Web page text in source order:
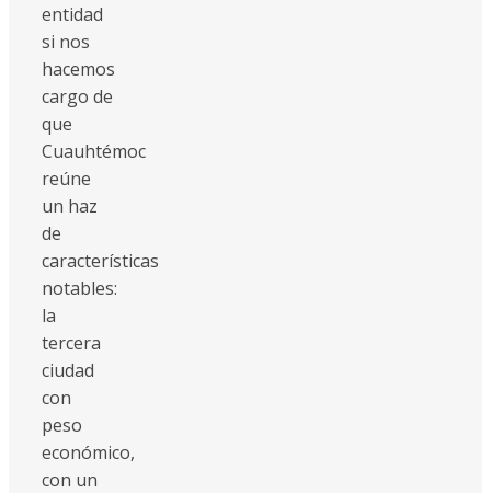
entidad
si nos
hacemos
cargo de
que
Cuauhtémoc
reúne
un haz
de
características
notables:
la
tercera
ciudad
con
peso
económico,
con un